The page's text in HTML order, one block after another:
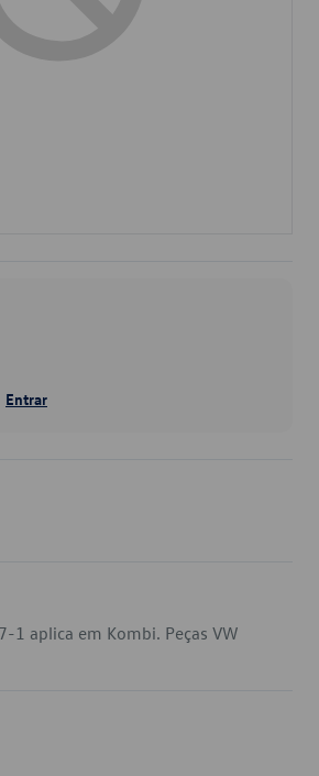
Entrar
aplica em Kombi. Peças VW